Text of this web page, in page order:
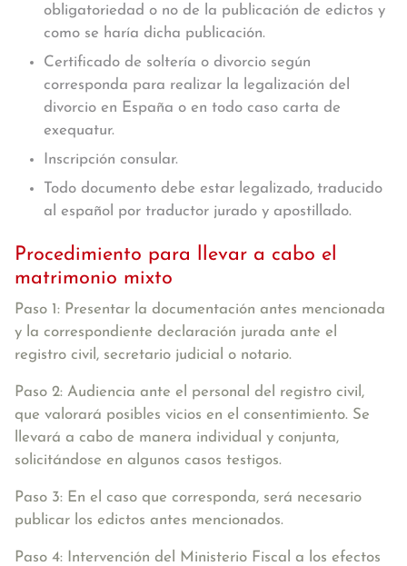
obligatoriedad o no de la publicación de edictos y
como se haría dicha publicación.
Certificado de soltería o divorcio según
corresponda para realizar la legalización del
divorcio en España o en todo caso carta de
exequatur.
Inscripción consular.
Todo documento debe estar legalizado, traducido
al español por traductor jurado y apostillado.
Procedimiento para llevar a cabo el
matrimonio mixto
Paso 1: Presentar la documentación antes mencionada
y la correspondiente declaración jurada ante el
registro civil, secretario judicial o notario.
Paso 2: Audiencia ante el personal del registro civil ,
que valorará posibles vicios en el consentimiento. Se
llevará a cabo de manera individual y conjunta,
solicitándose en algunos casos testigos.
Paso 3: En el caso que corresponda, será necesario
publicar los edictos antes mencionados.
Paso 4: Intervención del Ministerio Fiscal a los efectos